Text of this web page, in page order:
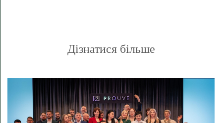
Дізнатися більше